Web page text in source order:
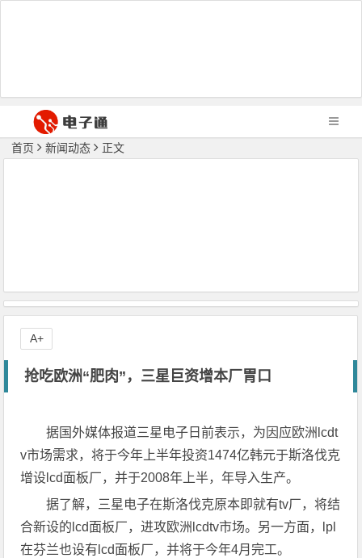
首页 新闻动态 正文
抢吃欧洲“肥肉”，三星巨资增本厂胃口
据国外媒体报道三星电子日前表示，为因应欧洲lcdt
v市场需求，将于今年上半年投资1474亿韩元于斯洛伐克
增设lcd面板厂，并于2008年上半，年导入生产。
据了解，三星电子在斯洛伐克原本即就有tv厂，将结
合新设的lcd面板厂，进攻欧洲lcdtv市场。另一方面，lpl
在芬兰也设有lcd面板厂，并将于今年4月完工。
A+